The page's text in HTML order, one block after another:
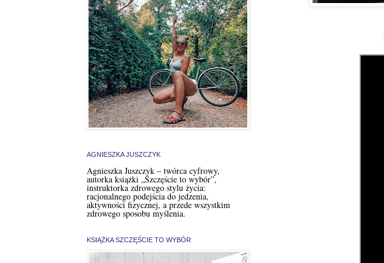
AGNIESZKA JUSZCZYK
Agnieszka Juszczyk – twórca cyfrowy,
autorka książki „Szczęście to wybór”,
instruktorka zdrowego stylu życia:
racjonalnego podejścia do jedzenia,
aktywności fizycznej, a przede wszystkim
zdrowego sposobu myślenia.
KSIĄŻKA SZCZĘŚCIE TO WYBÓR